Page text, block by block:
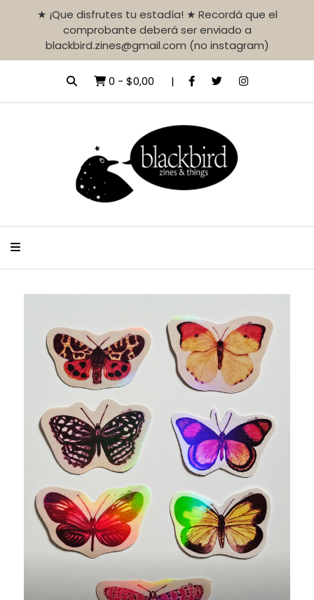
★ ¡Que disfrutes tu estadía! ★ Recordá que el
comprobante deberá ser enviado a
blackbird.zines@gmail.com (no instagram)
0 - $0,00